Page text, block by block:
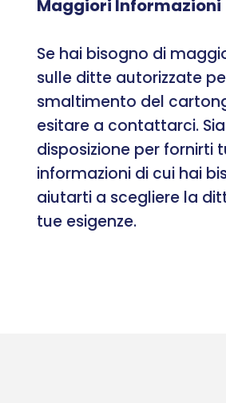
Maggiori Informazioni
Se hai bisogno di
sulle ditte autorizzate
smaltimento del
esitare a contattarci.
disposizione per fornirti
informazioni di cui hai
aiutarti a scegliere la
tue esigenze.